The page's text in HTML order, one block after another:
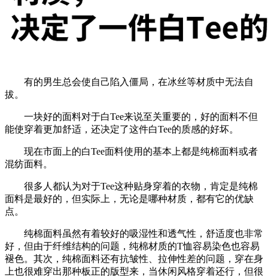
有的男生总会使自己陷入僵局，在冰丝等材质中无法自
拔。
一块好的面料对于白Tee来说至关重要的，好的面料不但
能使穿着更加舒适，还决定了这件白Tee的质感的好坏。
现在市面上的白Tee面料使用的基本上都是纯棉面料或者
混纺面料。
很多人都认为对于Tee这种贴身穿着的衣物，肯定是纯棉
面料是最好的，但实际上，无论是哪种材质，都有它的优缺
点。
纯棉面料虽然有着较好的吸湿性和透气性，舒适度也非常
好，但由于纤维结构的问题，纯棉材质的T恤容易染色也容易
褪色。其次，纯棉面料还有抗皱性、拉伸性差的问题，穿在身
上也很难穿出那种板正的版型来，当休闲风格穿着还行，但很